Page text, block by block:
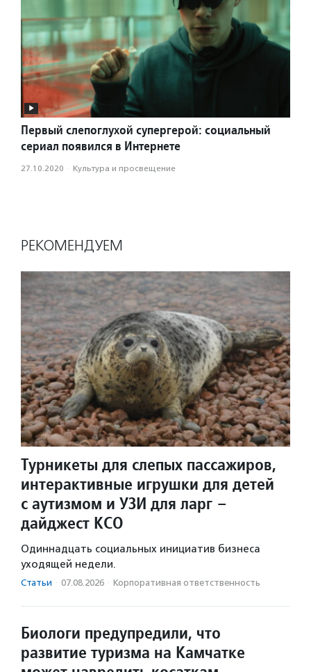
Первый слепоглухой супергерой: социальный
сериал появился в Интернете
27.10.2020 · Культура и просвещение
РЕКОМЕНДУЕМ
Турникеты для слепых пассажиров,
интерактивные игрушки для детей
с аутизмом и УЗИ для ларг –
дайджест КСО
Одиннадцать социальных инициатив бизнеса
уходящей недели.
Статьи · 07.08.2026 · Корпоративная ответственность
Биологи предупредили, что
развитие туризма на Камчатке